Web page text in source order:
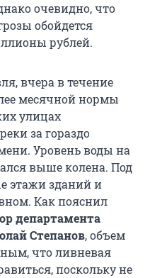
очевидно, что
обойдется
рублей.
вчера в течение
месячной нормы
улицах
за гораздо
Уровень воды на
выше колена. Под
этажи зданий и
Как пояснил
департамента
Степанов, объем
что ливневая
поскольку не